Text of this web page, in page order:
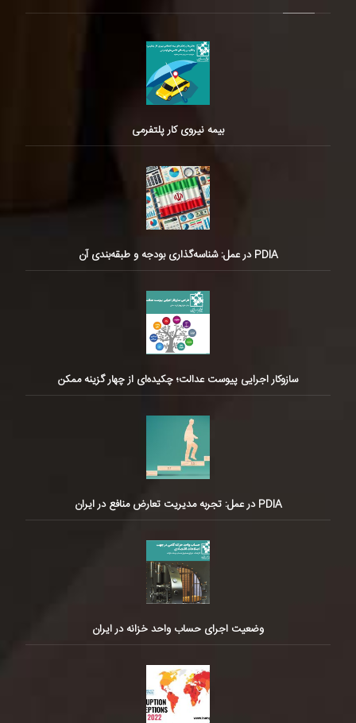
بیمه نیروی کار پلتفرمی
PDIA در عمل: شناسه‌گذاری بودجه و طبقه‌بندی آن
سازوکار اجرایی پیوست عدالت؛ چکیده‌ای از چهار گزینه ممکن
PDIA در عمل: تجربه مدیریت تعارض منافع در ایران
وضعیت اجرای حساب واحد خزانه در ایران